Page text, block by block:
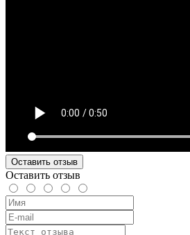
Оставить отзыв
Оставить отзыв